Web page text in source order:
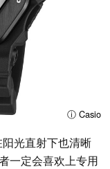
ⓘ Casio
阳光直射下也清晰
一定会喜欢上专用